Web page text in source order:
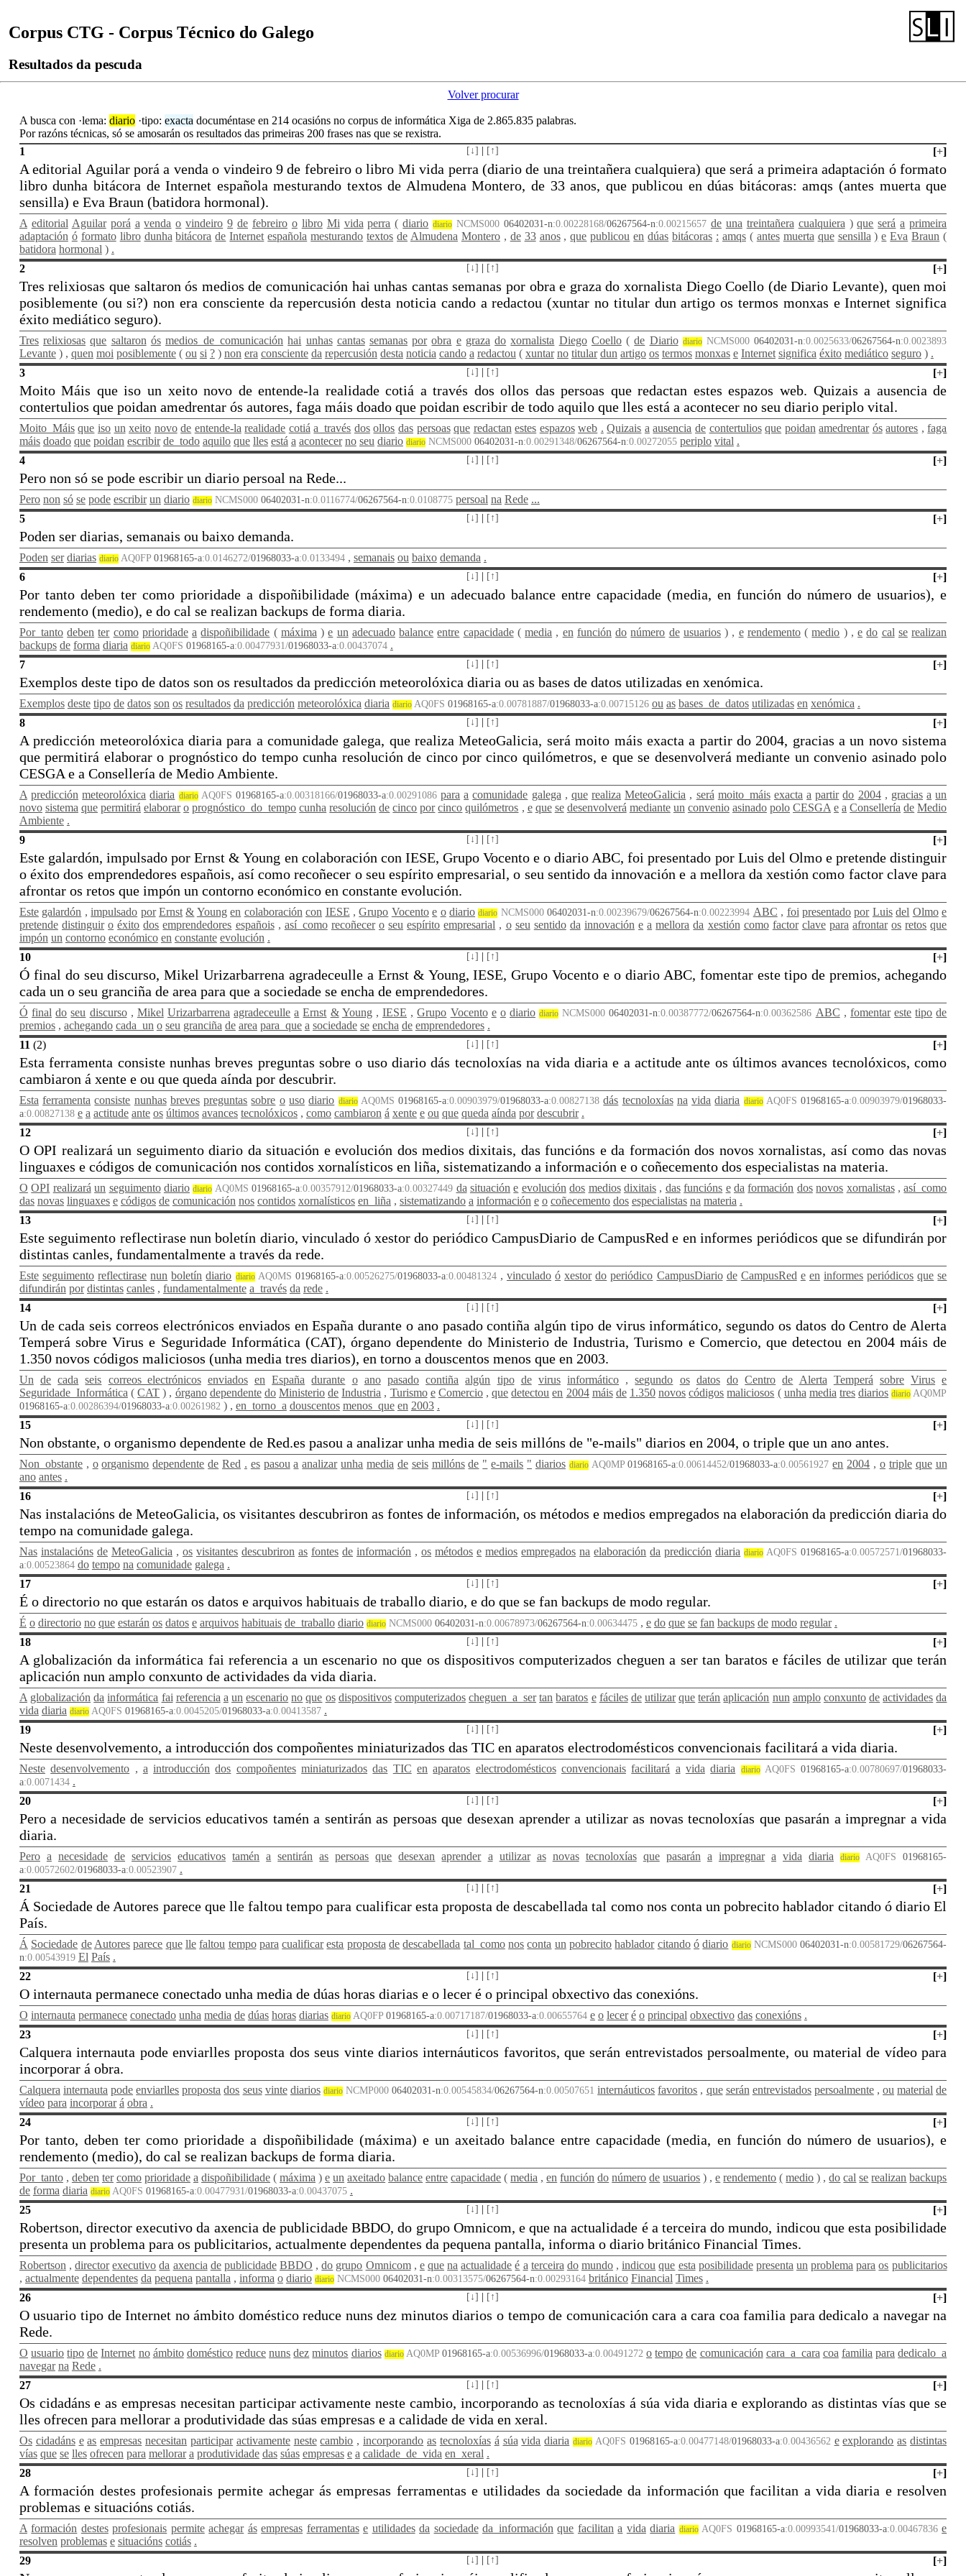
Corpus CTG - Corpus Técnico do Galego
Resultados da pescuda
Volver procurar
A busca con ·lema: diario·tipo: exacta documéntase en 214 ocasións no corpus de informática Xiga de 2.865.835 palabras.
Por razóns técnicas, só se amosarán os resultados das primeiras 200 frases nas que se rexistra.
1
[↓] [↑] [+]
A editorial Aguilar porá a venda o vindeiro 9 de febreiro o libro Mi vida perra (diario de una treintañera cualquiera) que será a primeira adaptación ó formato
libro dunha bitácora de Internet española mesturando textos de Almudena Montero, de 33 anos, que publicou en dúas bitácoras: amqs (antes muerta que
sensilla) e Eva Braun (batidora hormonal).
A editorial Aguilar porá a venda o vindeiro 9 de febreiro o libro Mi vida perra ( diario diario NCMS000 06402031-n:0.00228168/06267564-n:0.00215657 de una treintañera cualquiera ) que será a primeira
adaptación ó formato libro dunha bitácora de Internet española mesturando textos de Almudena Montero , de 33 anos , que publicou en dúas bitácoras : amqs ( antes muerta que sensilla ) e Eva Braun (
batidora hormonal ) .
2
[↓] [↑] [+]
Tres relixiosas que saltaron ós medios de comunicación hai unhas cantas semanas por obra e graza do xornalista Diego Coello (de Diario Levante), quen moi
posiblemente (ou si?) non era consciente da repercusión desta noticia cando a redactou (xuntar no titular dun artigo os termos monxas e Internet significa
éxito mediático seguro).
Tres relixiosas que saltaron ós medios_de_comunicación hai unhas cantas semanas por obra e graza do xornalista Diego Coello ( de Diario diarioNCMS00006402031-n:0.0025633/06267564-n:0.0023893
Levante ) , quen moi posiblemente ( ou si ? ) non era consciente da repercusión desta noticia cando a redactou ( xuntar no titular dun artigo os termos monxas e Internet significa éxito mediático seguro ) .
3
[↓] [↑] [+]
Moito Máis que iso un xeito novo de entende-la realidade cotiá a través dos ollos das persoas que redactan estes espazos web. Quizais a ausencia de
contertulios que poidan amedrentar ós autores, faga máis doado que poidan escribir de todo aquilo que lles está a acontecer no seu diario periplo vital.
Moito_Máis que iso un xeito novo de entende-la realidade cotiá a_través dos ollos das persoas que redactan estes espazos web . Quizais a ausencia de contertulios que poidan amedrentar ós autores , faga
máis doado que poidan escribir de_todo aquilo que lles está a acontecer no seu diario diarioNCMS000 06402031-n:0.00291348/06267564-n:0.00272055 periplo vital .
4
[↓] [↑] [+]
Pero non só se pode escribir un diario persoal na Rede...
Pero non só se pode escribir un diario diarioNCMS000 06402031-n:0.0116774/06267564-n:0.0108775 persoal na Rede ...
5
[↓] [↑] [+]
Poden ser diarias, semanais ou baixo demanda.
Poden ser diarias diarioAQ0FP 01968165-a:0.0146272/01968033-a:0.0133494 , semanais ou baixo demanda .
6
[↓] [↑] [+]
Por tanto deben ter como prioridade a dispoñibilidade (máxima) e un adecuado balance entre capacidade (media, en función do número de usuarios), e
rendemento (medio), e do cal se realizan backups de forma diaria.
Por_tanto deben ter como prioridade a dispoñibilidade ( máxima ) e un adecuado balance entre capacidade ( media , en función do número de usuarios ) , e rendemento ( medio ) , e do cal se realizan
backups de forma diaria diarioAQ0FS 01968165-a:0.00477931/01968033-a:0.00437074 .
7
[↓] [↑] [+]
Exemplos deste tipo de datos son os resultados da predicción meteorolóxica diaria ou as bases de datos utilizadas en xenómica.
Exemplos deste tipo de datos son os resultados da predicción meteorolóxica diaria diarioAQ0FS 01968165-a:0.00781887/01968033-a:0.00715126 ou as bases_de_datos utilizadas en xenómica .
8
[↓] [↑] [+]
A predicción meteorolóxica diaria para a comunidade galega, que realiza MeteoGalicia, será moito máis exacta a partir do 2004, gracias a un novo sistema
que permitirá elaborar o prognóstico do tempo cunha resolución de cinco por cinco quilómetros, e que se desenvolverá mediante un convenio asinado polo
CESGA e a Consellería de Medio Ambiente.
A predicción meteorolóxica diaria diarioAQ0FS 01968165-a:0.00318166/01968033-a:0.00291086para a comunidade galega , que realiza MeteoGalicia , será moito_máis exacta a partir do 2004 , gracias a un
novo sistema que permitirá elaborar o prognóstico_do_tempo cunha resolución de cinco por cinco quilómetros , e que se desenvolverá mediante un convenio asinado polo CESGA e a Consellería de Medio
Ambiente .
9
[↓] [↑] [+]
Este galardón, impulsado por Ernst & Young en colaboración con IESE, Grupo Vocento e o diario ABC, foi presentado por Luis del Olmo e pretende distinguir
o éxito dos emprendedores españois, así como recoñecer o seu espírito empresarial, o seu sentido da innovación e a mellora da xestión como factor clave para
afrontar os retos que impón un contorno económico en constante evolución.
Este galardón , impulsado por Ernst & Young en colaboración con IESE , Grupo Vocento e o diario diario NCMS00006402031-n:0.00239679/06267564-n:0.00223994 ABC , foi presentado por Luis del Olmo e
pretende distinguir o éxito dos emprendedores españois , así_como recoñecer o seu espírito empresarial , o seu sentido da innovación e a mellora da xestión como factor clave para afrontar os retos que
impón un contorno económico en constante evolución .
10
[↓] [↑] [+]
Ó final do seu discurso, Mikel Urizarbarrena agradeceulle a Ernst & Young, IESE, Grupo Vocento e o diario ABC, fomentar este tipo de premios, achegando
cada un o seu granciña de area para que a sociedade se encha de emprendedores.
Ó final do seu discurso , Mikel Urizarbarrena agradeceulle a Ernst & Young , IESE , Grupo Vocento e o diario diario NCMS00006402031-n:0.00387772/06267564-n:0.00362586 ABC , fomentar este tipo de
premios , achegando cada_un o seu granciña de area para_que a sociedade se encha de emprendedores .
11 (2) [↓] [↑] [+]
Esta ferramenta consiste nunhas breves preguntas sobre o uso diario dás tecnoloxías na vida diaria e a actitude ante os últimos avances tecnolóxicos, como
cambiaron á xente e ou que queda aínda por descubrir.
Esta ferramenta consiste nunhas breves preguntas sobre o uso diario diarioAQ0MS01968165-a:0.00903979/01968033-a:0.00827138dás tecnoloxías na vida diaria diarioAQ0FS01968165-a:0.00903979/01968033-
a:0.00827138 e a actitude ante os últimos avances tecnolóxicos , como cambiaron á xente e ou que queda aínda por descubrir .
12
[↓] [↑] [+]
O OPI realizará un seguimento diario da situación e evolución dos medios dixitais, das funcións e da formación dos novos xornalistas, así como das novas
linguaxes e códigos de comunicación nos contidos xornalísticos en liña, sistematizando a información e o coñecemento dos especialistas na materia.
O OPI realizará un seguimento diario diario AQ0MS01968165-a:0.00357912/01968033-a:0.00327449 da situación e evolución dos medios dixitais , das funcións e da formación dos novos xornalistas , así_como
das novas linguaxes e códigos de comunicación nos contidos xornalísticos en_liña , sistematizando a información e o coñecemento dos especialistas na materia .
13
[↓] [↑] [+]
Este seguimento reflectirase nun boletín diario, vinculado ó xestor do periódico CampusDiario de CampusRed e en informes periódicos que se difundirán por
distintas canles, fundamentalmente a través da rede.
Este seguimento reflectirase nun boletín diario diarioAQ0MS 01968165-a:0.00526275/01968033-a:0.00481324 , vinculado ó xestor do periódico CampusDiario de CampusRed e en informes periódicos que se
difundirán por distintas canles , fundamentalmente a_través da rede .
14
[↓] [↑] [+]
Un de cada seis correos electrónicos enviados en España durante o ano pasado contiña algún tipo de virus informático, segundo os datos do Centro de Alerta
Temperá sobre Virus e Seguridade Informática (CAT), órgano dependente do Ministerio de Industria, Turismo e Comercio, que detectou en 2004 máis de
1.350 novos códigos maliciosos (unha media tres diarios), en torno a douscentos menos que en 2003.
Un de cada seis correos_electrónicos enviados en España durante o ano pasado contiña algún tipo de virus informático , segundo os datos do Centro de Alerta Temperá sobre Virus e
Seguridade_Informática ( CAT ) , órgano dependente do Ministerio de Industria , Turismo e Comercio , que detectou en 2004 máis de 1.350 novos códigos maliciosos ( unha media tres diarios diario AQ0MP
01968165-a:0.00286394/01968033-a:0.00261982 ) , en_torno_a douscentos menos_que en 2003 .
15
[↓] [↑] [+]
Non obstante, o organismo dependente de Red.es pasou a analizar unha media de seis millóns de "e-mails" diarios en 2004, o triple que un ano antes.
Non_obstante , o organismo dependente de Red . es pasou a analizar unha media de seis millóns de " e-mails " diarios diarioAQ0MP01968165-a:0.00614452/01968033-a:0.00561927en 2004 , o triple que un
ano antes .
16
[↓] [↑] [+]
Nas instalacións de MeteoGalicia, os visitantes descubriron as fontes de información, os métodos e medios empregados na elaboración da predicción diaria do
tempo na comunidade galega.
Nas instalacións de MeteoGalicia , os visitantes descubriron as fontes de información , os métodos e medios empregados na elaboración da predicción diaria diario AQ0FS01968165-a:0.00572571/01968033-
a:0.00523864 do tempo na comunidade galega .
17
[↓] [↑] [+]
É o directorio no que estarán os datos e arquivos habituais de traballo diario, e do que se fan backups de modo regular.
É o directorio no que estarán os datos e arquivos habituais de_traballo diario diarioNCMS000 06402031-n:0.00678973/06267564-n:0.00634475 , e do que se fan backups de modo regular .
18
[↓] [↑] [+]
A globalización da informática fai referencia a un escenario no que os dispositivos computerizados cheguen a ser tan baratos e fáciles de utilizar que terán
aplicación nun amplo conxunto de actividades da vida diaria.
A globalización da informática fai referencia a un escenario no que os dispositivos computerizados cheguen_a_ser tan baratos e fáciles de utilizar que terán aplicación nun amplo conxunto de actividades da
vida diaria diarioAQ0FS 01968165-a:0.0045205/01968033-a:0.00413587 .
19
[↓] [↑] [+]
Neste desenvolvemento, a introducción dos compoñentes miniaturizados das TIC en aparatos electrodomésticos convencionais facilitará a vida diaria.
Neste desenvolvemento , a introducción dos compoñentes miniaturizados das TIC en aparatos electrodomésticos convencionais facilitará a vida diaria diarioAQ0FS01968165-a:0.00780697/01968033-
a:0.0071434 .
20
[↓] [↑] [+]
Pero a necesidade de servicios educativos tamén a sentirán as persoas que desexan aprender a utilizar as novas tecnoloxías que pasarán a impregnar a vida
diaria.
Pero a necesidade de servicios educativos tamén a sentirán as persoas que desexan aprender a utilizar as novas tecnoloxías que pasarán a impregnar a vida diaria diario AQ0FS01968165-
a:0.00572602/01968033-a:0.00523907 .
21
[↓] [↑] [+]
Á Sociedade de Autores parece que lle faltou tempo para cualificar esta proposta de descabellada tal como nos conta un pobrecito hablador citando ó diario El
País.
Á Sociedade de Autores parece que lle faltou tempo para cualificar esta proposta de descabellada tal_como nos conta un pobrecito hablador citando ó diario diarioNCMS00006402031-n:0.00581729/06267564-
n:0.00543919 El País .
22
[↓] [↑] [+]
O internauta permanece conectado unha media de dúas horas diarias e o lecer é o principal obxectivo das conexións.
O internauta permanece conectado unha media de dúas horas diarias diarioAQ0FP 01968165-a:0.00717187/01968033-a:0.00655764 e o lecer é o principal obxectivo das conexións .
23
[↓] [↑] [+]
Calquera internauta pode enviarlles proposta dos seus vinte diarios internáuticos favoritos, que serán entrevistados persoalmente, ou material de vídeo para
incorporar á obra.
Calquera internauta pode enviarlles proposta dos seus vinte diarios diarioNCMP00006402031-n:0.00545834/06267564-n:0.00507651internáuticos favoritos , que serán entrevistados persoalmente , ou material de
vídeo para incorporar á obra .
24
[↓] [↑] [+]
Por tanto, deben ter como prioridade a dispoñibilidade (máxima) e un axeitado balance entre capacidade (media, en función do número de usuarios), e
rendemento (medio), do cal se realizan backups de forma diaria.
Por_tanto , deben ter como prioridade a dispoñibilidade ( máxima ) e un axeitado balance entre capacidade ( media , en función do número de usuarios ) , e rendemento ( medio ) , do cal se realizan backups
de forma diaria diarioAQ0FS 01968165-a:0.00477931/01968033-a:0.00437075 .
25
[↓] [↑] [+]
Robertson, director executivo da axencia de publicidade BBDO, do grupo Omnicom, e que na actualidade é a terceira do mundo, indicou que esta posibilidade
presenta un problema para os publicitarios, actualmente dependentes da pequena pantalla, informa o diario británico Financial Times.
Robertson , director executivo da axencia de publicidade BBDO , do grupo Omnicom , e que na actualidade é a terceira do mundo , indicou que esta posibilidade presenta un problema para os publicitarios
, actualmente dependentes da pequena pantalla , informa o diario diarioNCMS000 06402031-n:0.00313575/06267564-n:0.00293164 británico Financial Times .
26
[↓] [↑] [+]
O usuario tipo de Internet no ámbito doméstico reduce nuns dez minutos diarios o tempo de comunicación cara a cara coa familia para dedicalo a navegar na
Rede.
O usuario tipo de Internet no ámbito doméstico reduce nuns dez minutos diarios diarioAQ0MP 01968165-a:0.00536996/01968033-a:0.00491272o tempo de comunicación cara_a_cara coa familia para dedicalo_a
navegar na Rede .
27
[↓] [↑] [+]
Os cidadáns e as empresas necesitan participar activamente neste cambio, incorporando as tecnoloxías á súa vida diaria e explorando as distintas vías que se
lles ofrecen para mellorar a produtividade das súas empresas e a calidade de vida en xeral.
Os cidadáns e as empresas necesitan participar activamente neste cambio , incorporando as tecnoloxías á súa vida diaria diario AQ0FS 01968165-a:0.00477148/01968033-a:0.00436562 e explorando as distintas
vías que se lles ofrecen para mellorar a produtividade das súas empresas e a calidade_de_vida en_xeral .
28
[↓] [↑] [+]
A formación destes profesionais permite achegar ás empresas ferramentas e utilidades da sociedade da información que facilitan a vida diaria e resolven
problemas e situacións cotiás.
A formación destes profesionais permite achegar ás empresas ferramentas e utilidades da sociedade da_información que facilitan a vida diaria diarioAQ0FS 01968165-a:0.00993541/01968033-a:0.00467836e
resolven problemas e situacións cotiás .
29
[↓] [↑] [+]